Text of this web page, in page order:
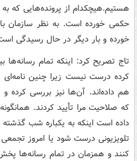
هستیم.هیچکدام از پرونده‌هایی که به
حکمی خورده است. به نظر سازمان
خورده و بار دیگر در حال رسیدگی
تاج تصریح کرد: اینکه تمام رسانه‌ها
کرده درست نیست زیرا چنین نامه‌ای
هم داده‌اند. آن‌ها نیز بررسی کرده
که صلاحیت مرا تأیید کردند.
داده است اینکه به یکباره شب گذشته
تلویزیونی درست شود یا امروز
کنند و همزمان در تمام رسانه‌ها